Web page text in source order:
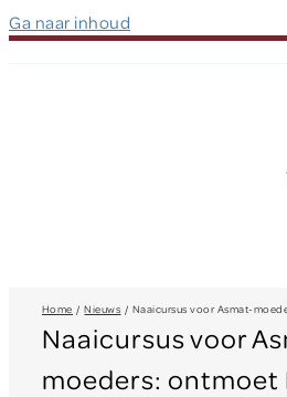
Ga naar inhoud
Home Nieuws Naaicursus voor Asmat-
Naaicursus voor
moeders: ontmoet